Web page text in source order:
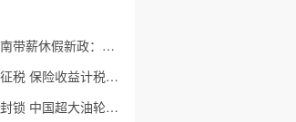
私房课
财经早知道｜河南带薪休假新政：领导干部带头，全员应休尽休
独家｜境外收入征税 保险收益计税详解(含视频)
独家｜规避红海封锁 中国超大油轮停靠埃及绕行非洲